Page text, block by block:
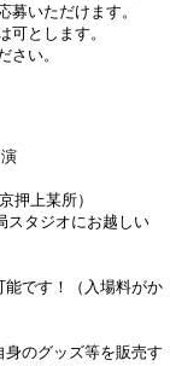
募いただけます。
可とします。
さい。
押上某所）
スタジオにお越しい
です！（入場料がか
のグッズ等を販売す